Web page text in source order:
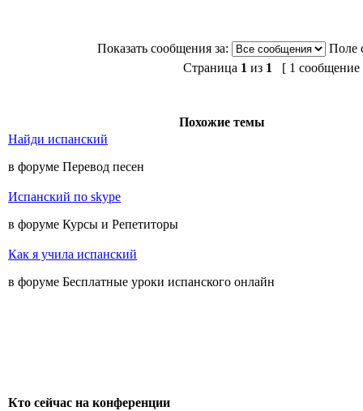
Показать сообщения за:
Поле
Страница 1 из 1 [ 1 сообщение
Похожие темы
Найди испанский
в форуме Перевод песен
Испанский по skype
в форуме Курсы и Репетиторы
Как я учила испанский
в форуме Бесплатные уроки испанского онлайн
Кто сейчас на конференции